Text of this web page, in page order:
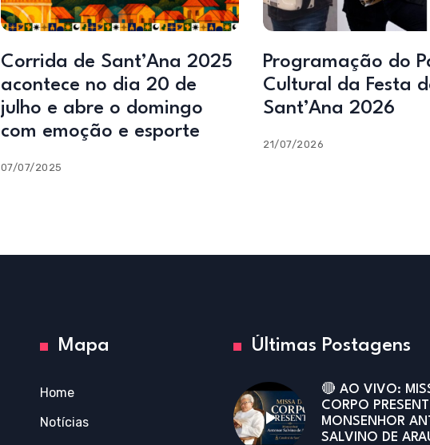
Corrida de Sant’Ana 2025
acontece no dia 20 de
julho e abre o domingo
com emoção e esporte
07/07/2025
Programação do
Cultural da Festa
Sant’Ana 2026
21/07/2026
Mapa
Home
Notícias
Últimas Postagens
🔴 AO VIVO:
CORPO
MONSENHOR
SALVINO DE